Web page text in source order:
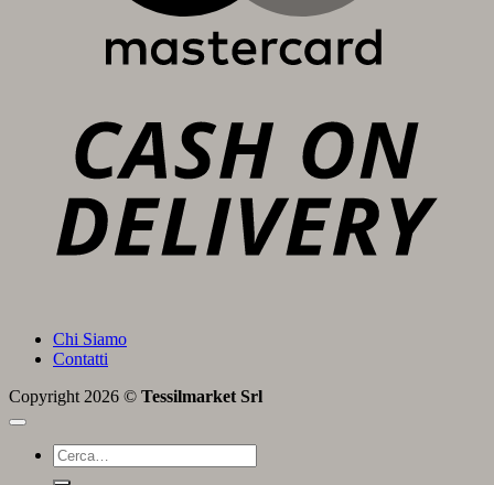
Chi Siamo
Contatti
Copyright 2026 © Tessilmarket Srl
Cerca: